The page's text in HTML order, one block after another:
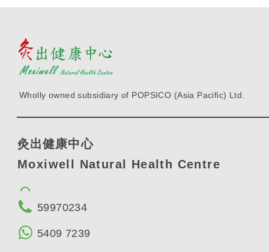
Wholly owned subsidiary of POPSICO (Asia Pacific) Ltd.
灸出健康中心
Moxiwell Natural Health Centre
59970234
5409 7239